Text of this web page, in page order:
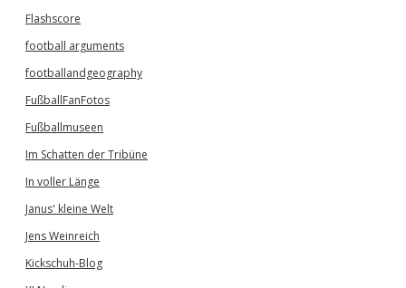
Flashscore
football arguments
footballandgeography
FußballFanFotos
Fußballmuseen
Im Schatten der Tribüne
In voller Länge
Janus' kleine Welt
Jens Weinreich
Kickschuh-Blog